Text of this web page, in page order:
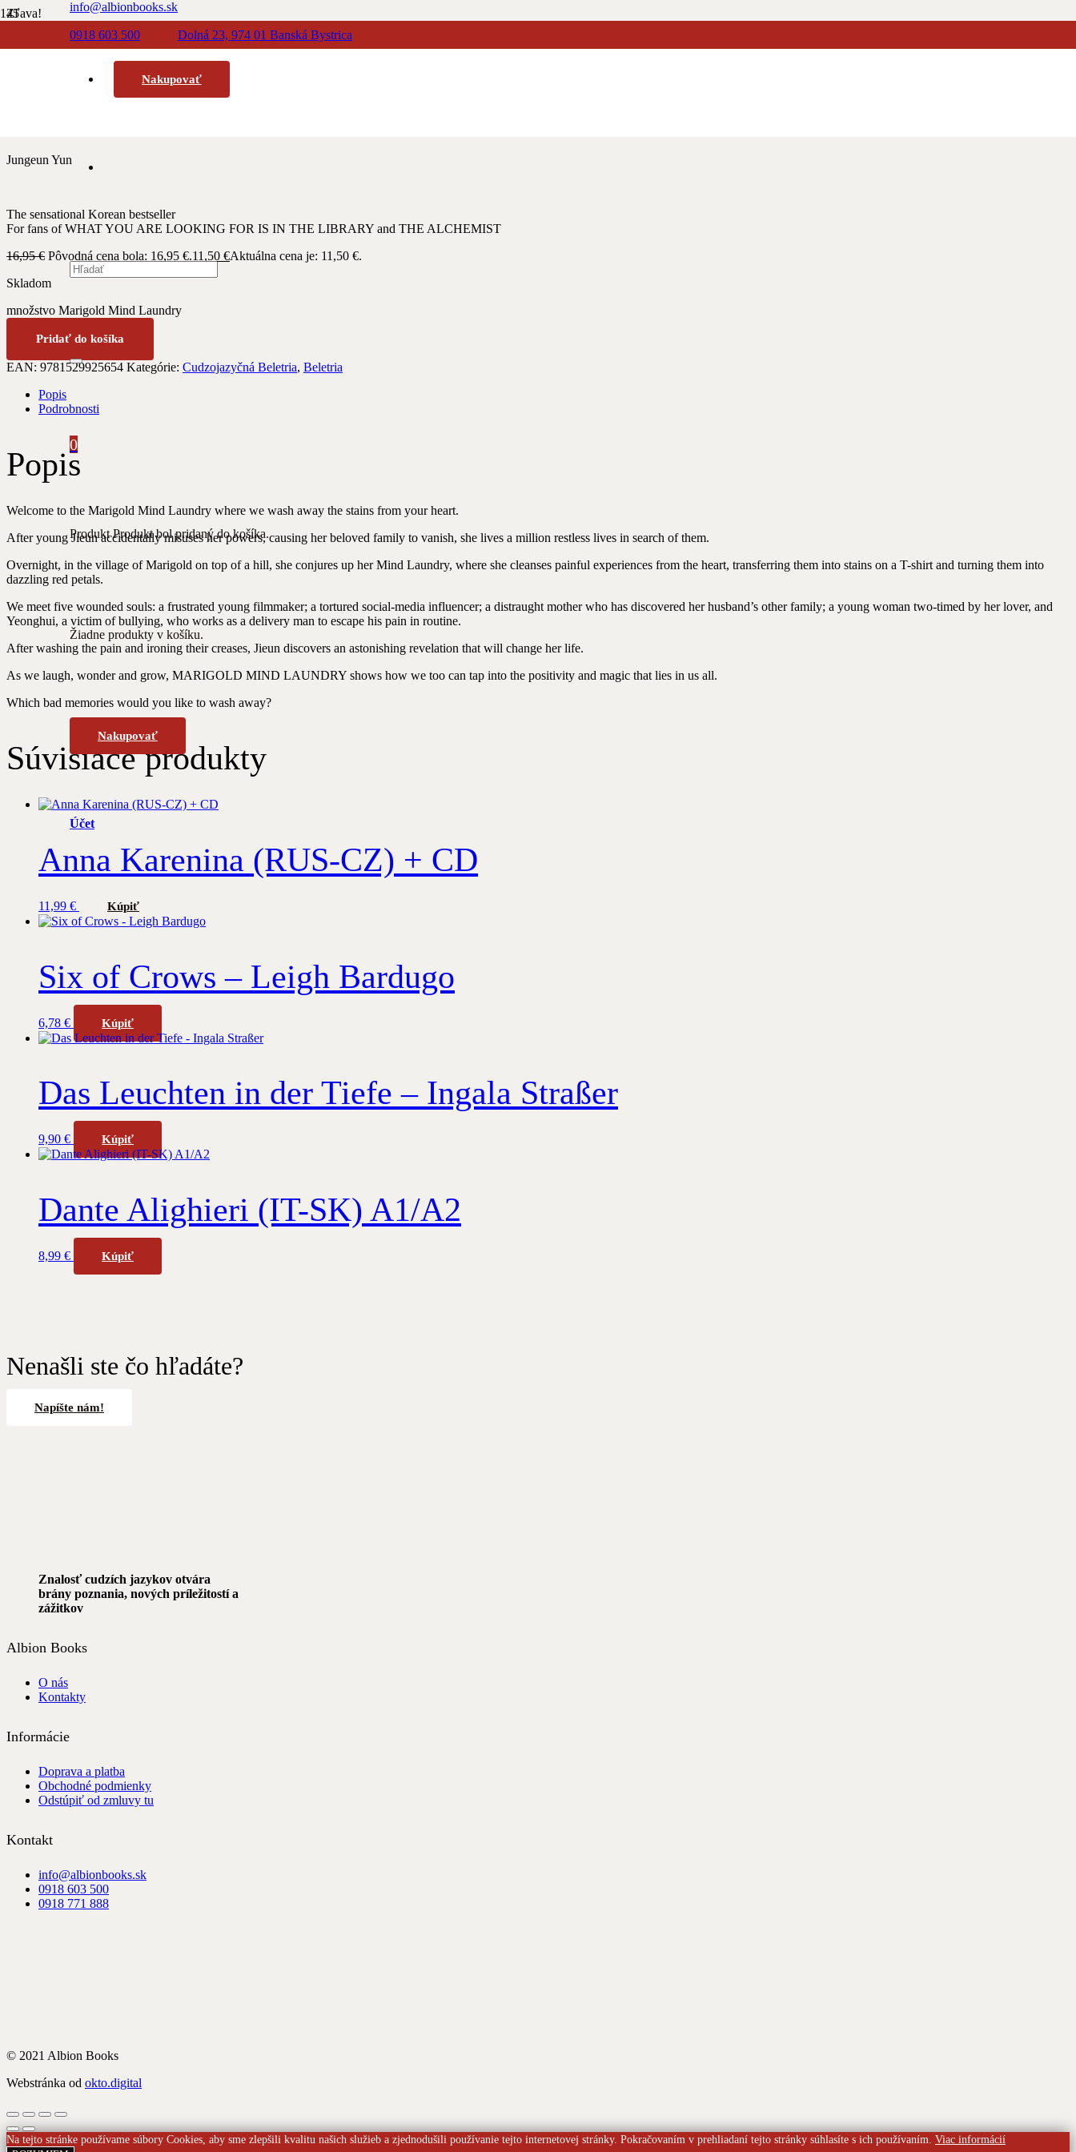
info@albionbooks.sk
0918 603 500
0918 771 888
Dolná 23, 974 01 Banská Bystrica
Nakupovať
0
ProduktProduktbol pridaný do košíka.
Žiadne produkty v košíku.
Nakupovať
Účet
Zľava!
Cudzojazyčná Beletria / Marigold Mind Laundry
Marigold Mind Laundry
Jungeun Yun
The sensational Korean bestseller
For fans of WHAT YOU ARE LOOKING FOR IS IN THE LIBRARY and THE ALCHEMIST
16,95€ Pôvodná cena bola: 16,95 €.11,50 €Aktuálna cena je: 11,50 €.
Skladom
množstvo Marigold Mind Laundry
Pridať do košíka
EAN: 9781529925654 Kategórie: Cudzojazyčná Beletria, Beletria
Popis
Podrobnosti
Popis
Welcome to the Marigold Mind Laundry where we wash away the stains from your heart.
After young Jieun accidentally misuses her powers, causing her beloved family to vanish, she lives a million restless lives in search of them.
Overnight, in the village of Marigold on top of a hill, she conjures up her Mind Laundry, where she cleanses painful experiences from the heart, transferring them into stains on a T-shirt and turning them into
dazzling red petals.
We meet five wounded souls: a frustrated young filmmaker; a tortured social-media influencer; a distraught mother who has discovered her husband’s other family; a young woman two-timed by her lover, and
Yeonghui, a victim of bullying, who works as a delivery man to escape his pain in routine.
After washing the pain and ironing their creases, Jieun discovers an astonishing revelation that will change her life.
As we laugh, wonder and grow, MARIGOLD MIND LAUNDRY shows how we too can tap into the positivity and magic that lies in us all.
Which bad memories would you like to wash away?
Súvisiace produkty
Anna Karenina (RUS-CZ) + CD
11,99 € Kúpiť
Six of Crows – Leigh Bardugo
6,78 € Kúpiť
Das Leuchten in der Tiefe – Ingala Straßer
9,90 € Kúpiť
Dante Alighieri (IT-SK) A1/A2
8,99 € Kúpiť
Nenašli ste čo hľadáte?
Napíšte nám!
Znalosť cudzích jazykov otvára
brány poznania, nových príležitostí a
zážitkov
Albion Books
O nás
Kontakty
Informácie
Doprava a platba
Obchodné podmienky
Odstúpiť od zmluvy tu
Kontakt
info@albionbooks.sk
0918 603 500
0918 771 888
© 2021 Albion Books
Webstránka od okto.digital
Na tejto stránke používame súbory Cookies, aby sme zlepšili kvalitu našich služieb a zjednodušili používanie tejto internetovej stránky. Pokračovaním v prehliadaní tejto stránky súhlasíte s ich používaním. Viac informácií